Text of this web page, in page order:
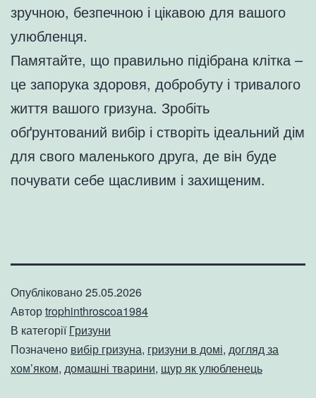
зручною, безпечною і цікавою для вашого
улюбленця.
Памятайте, що правильно підібрана клітка –
це запорука здоровя, добробуту і тривалого
життя вашого гризуна. Зробіть
обґрунтований вибір і створіть ідеальний дім
для свого маленького друга, де він буде
почувати себе щасливим і захищеним.
Опубліковано25.05.2026
Авторtrophinthroscoa1984
В категоріїГризуни
Позначено вибір гризуна, гризуни в домі, догляд за
хом’яком, домашні тварини, щур як улюбленець